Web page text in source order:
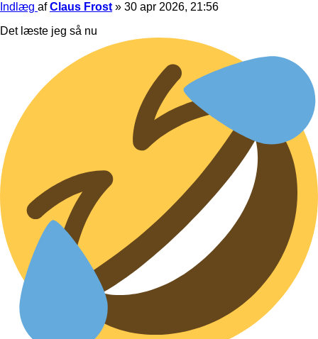
Indlæg afClaus Frost » 30 apr 2026, 21:56
Det læste jeg så nu